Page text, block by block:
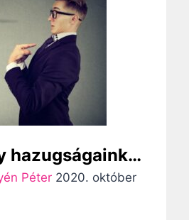
hazugságaink…
Péter 2020. október